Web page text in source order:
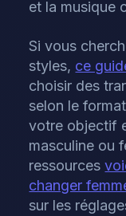
et la musique
Si vous
styles, ce
choisir des
selon le
votre objectif
masculine ou
ressources
changer
sur les